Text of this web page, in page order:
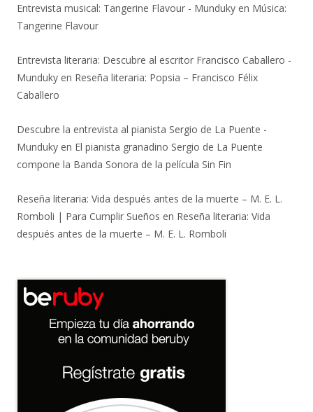
Entrevista musical: Tangerine Flavour - Munduky en Música:
Tangerine Flavour
Entrevista literaria: Descubre al escritor Francisco Caballero -
Munduky en Reseña literaria: Popsia – Francisco Félix
Caballero
Descubre la entrevista al pianista Sergio de La Puente -
Munduky en El pianista granadino Sergio de La Puente
compone la Banda Sonora de la película Sin Fin
Reseña literaria: Vida después antes de la muerte – M. E. L.
Romboli | Para Cumplir Sueños en Reseña literaria: Vida
después antes de la muerte – M. E. L. Romboli